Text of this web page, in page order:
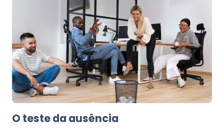
O teste da ausência